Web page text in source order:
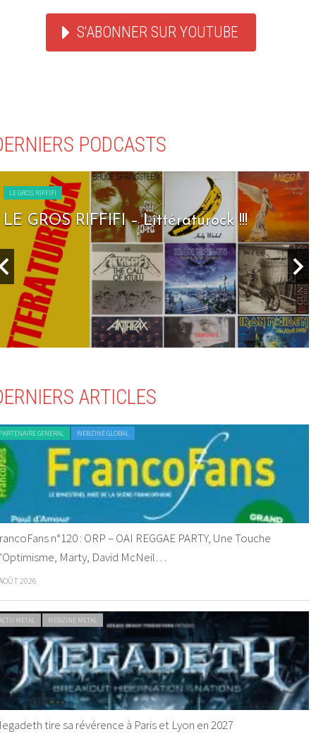
S'ABONNER SUR YOUTUBE
PODCASTS
LE GROS RIFFIFI
LE GROS RIFFIFI – Seven Days To Rock !!!
ARTICLES
GENERAL WEBZINE GLOBAL
n°120 : ORP – OAI REGGAE PARTY, Une Touche
Marty, David McNeil…
2026
METAL WEBZINE METAL
tire sa révérence à Paris et Lyon en 2027